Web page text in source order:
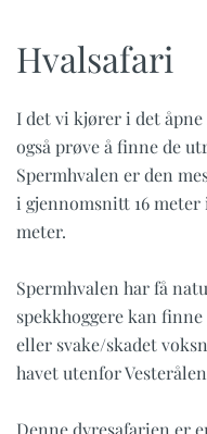
Hvalsafari
I det vi kjører i det
også prøve å finne de
Spermhvalen er den
i gjennomsnitt 16
meter.
Spermhvalen har få
spekkhoggere kan
eller svake/skadet
havet utenfor
Denne dyresafarien er